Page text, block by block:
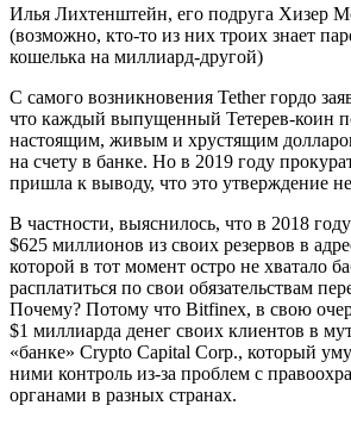
Илья Лихтенштейн, его подруга Хизер
(возможно, кто-то из них троих знает
кошелька на миллиард-другой)
С самого возникновения Tether гордо
что каждый выпущенный Тетерев-коин
настоящим, живым и хрустящим
на счету в банке. Но в 2019 году
пришла к выводу, что это утверждение
В частности, выяснилось, что в 2018
$625 миллионов из своих резервов в
которой в тот момент остро не хватало
расплатиться по свои обязательствам
Почему? Потому что Bitfinex, в свою
$1 миллиарда денег своих клиентов в
«банке» Crypto Capital Corp., который
ними контроль из-за проблем с
органами в разных странах.